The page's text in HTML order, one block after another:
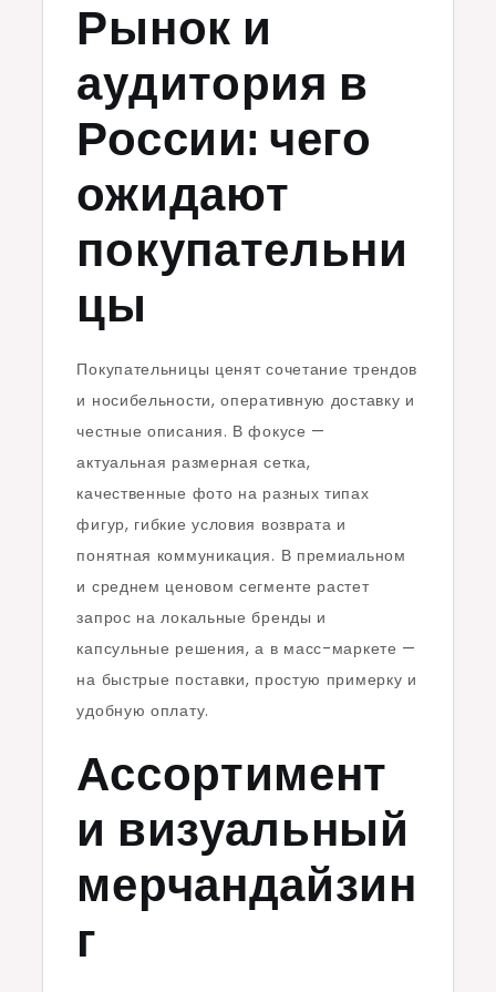
Рынок и
аудитория в
России: чего
ожидают
покупательни
цы
Покупательницы ценят сочетание трендов
и носибельности, оперативную доставку и
честные описания. В фокусе —
актуальная размерная сетка,
качественные фото на разных типах
фигур, гибкие условия возврата и
понятная коммуникация. В премиальном
и среднем ценовом сегменте растет
запрос на локальные бренды и
капсульные решения, а в масс-маркете —
на быстрые поставки, простую примерку и
удобную оплату.
Ассортимент
и визуальный
мерчандайзин
г